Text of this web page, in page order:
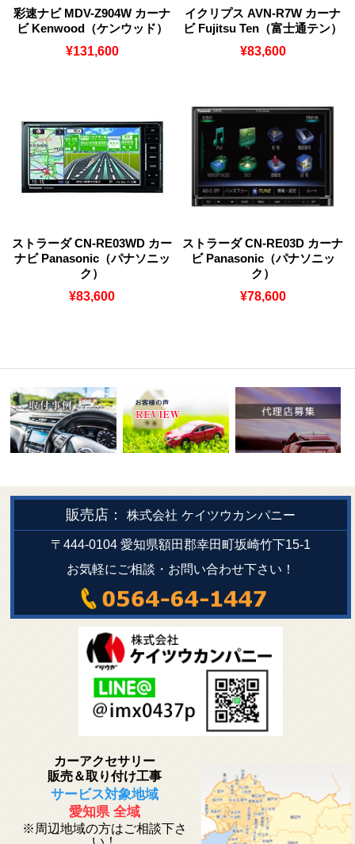
彩速ナビ MDV-Z904W カーナ
ビ Kenwood（ケンウッド）
¥131,600
イクリプス AVN-R7W カーナ
ビ Fujitsu Ten（富士通テン）
¥83,600
ストラーダ CN-RE03WD カー
ナビ Panasonic（パナソニッ
ク）
¥83,600
ストラーダ CN-RE03D カーナ
ビ Panasonic（パナソニッ
ク）
¥78,600
販売店：株式会社 ケイツウカンパニー
〒444-0104 愛知県額田郡幸田町坂崎竹下15-1
お気軽にご相談・お問い合わせ下さい！
カーアクセサリー
販売＆取り付け工事
サービス対象地域
愛知県 全域
※周辺地域の方はご相談下さ